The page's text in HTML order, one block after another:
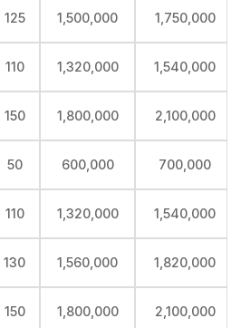
125 1,500,000 1,750,000
110 1,320,000 1,540,000
150 1,800,000 2,100,000
50 600,000 700,000
110 1,320,000 1,540,000
130 1,560,000 1,820,000
150 1,800,000 2,100,000